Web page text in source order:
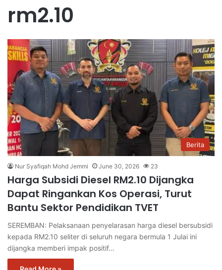
rm2.10
Berita
Nur Syafiqah Mohd Jemmi June 30, 2026 23
Harga Subsidi Diesel RM2.10 Dijangka
Dapat Ringankan Kos Operasi, Turut
Bantu Sektor Pendidikan TVET
SEREMBAN: Pelaksanaan penyelarasan harga diesel bersubsidi
kepada RM2.10 seliter di seluruh negara bermula 1 Julai ini
dijangka memberi impak positif…